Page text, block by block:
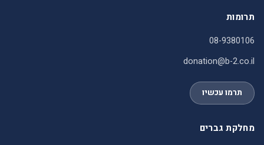
תרומות
08-9380106
donation@b-2.co.il
תרמו עכשיו
מחלקת גברים